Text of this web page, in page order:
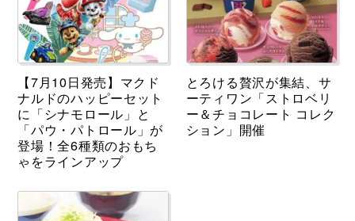
【7月10日発売】マクド
ナルドのハッピーセット
に「シナモロール」と
「パウ・パトロール」が
登場！全6種類のおもち
ゃをラインアップ
とろける贅沢が集結、サ
ーティワン「ストロベリ
ー＆チョコレート コレク
ション」開催